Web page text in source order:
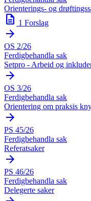
Orienterings- og
description 1 Forslag
arrow_forward
OS 2/26
Ferdigbehandla sak
Setpro - Arbeid og
arrow_forward
OS 3/26
Ferdigbehandla sak
Orientering om praksis
arrow_forward
PS 45/26
Ferdigbehandla sak
Referatsaker
arrow_forward
PS 46/26
Ferdigbehandla sak
Delegerte saker